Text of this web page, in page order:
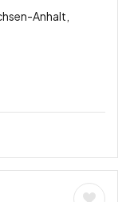
Anhalt,